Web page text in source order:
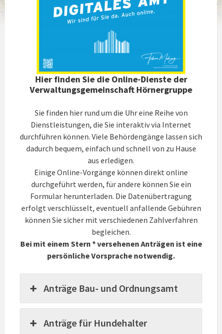
Hier finden Sie die Online-Dienste der
Verwaltungsgemeinschaft Hörnergruppe
Sie finden hier rund um die Uhr eine Reihe von
Dienstleistungen, die Sie interaktiv via Internet
durchführen können. Viele Behördengänge lassen sich
dadurch bequem, einfach und schnell von zu Hause
aus erledigen.
Einige Online-Vorgänge können direkt online
durchgeführt werden, für andere können Sie ein
Formular herunterladen. Die Datenübertragung
erfolgt verschlüsselt, eventuell anfallende Gebühren
können Sie sicher mit verschiedenen Zahlverfahren
begleichen.
Bei mit einem Stern * versehenen Anträgen ist eine
persönliche Vorsprache notwendig.
Anträge Bau- und Ordnungsamt
Anträge für Hundehalter